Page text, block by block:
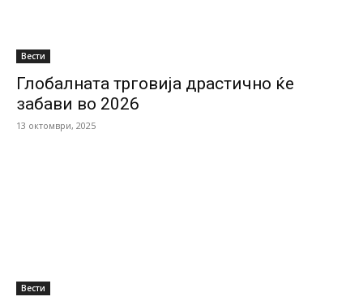
Вести
Глобалната трговија драстично ќе
забави во 2026
13 октомври, 2025
Вести